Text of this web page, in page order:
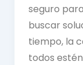
seguro
buscar
tiempo, la
todos